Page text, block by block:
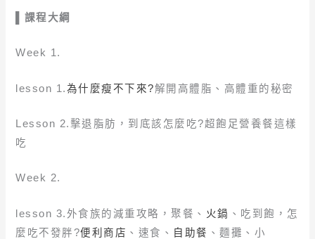
▌課程大綱
Week 1.
lesson 1.為什麼瘦不下來?解開高體脂、高體重的秘密
Lesson 2.擊退脂肪，到底該怎麼吃?超飽足營養餐這樣
吃
Week 2.
lesson 3.外食族的減重攻略，聚餐、 火鍋 、吃到飽，怎
麼吃不發胖?便利商店 、速食、 自助餐 、麵攤、小